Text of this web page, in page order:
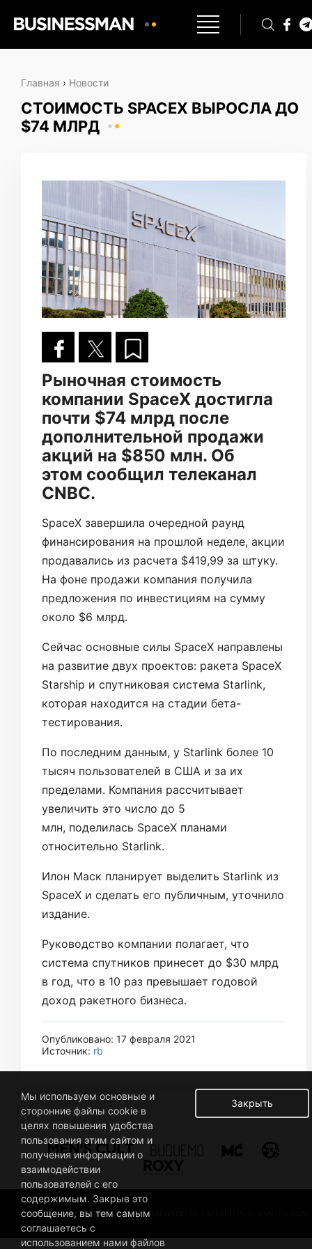
Главная › Новости
СТОИМОСТЬ SPACEX ВЫРОСЛА ДО
$74 МЛРД
Рыночная стоимость
компании SpaceX достигла
почти $74 млрд после
дополнительной продажи
акций на $850 млн. Об
этом сообщил телеканал
CNBC.
SpaceX завершила очередной раунд
финансирования на прошлой неделе, акции
продавались из расчета $419,99 за штуку.
На фоне продажи компания получила
предложения по инвестициям на сумму
около $6 млрд.
Сейчас основные силы SpaceX направлены
на развитие двух проектов: ракета SpaceX
Starship и спутниковая система Starlink,
которая находится на стадии бета-
тестирования.
По последним данным, у Starlink более 10
тысяч пользователей в США и за их
пределами. Компания рассчитывает
увеличить это число до 5
млн, поделилась SpaceX планами
относительно Starlink.
Илон Маск планирует выделить Starlink из
SpaceX и сделать его публичным, уточнило
издание.
Руководство компании полагает, что
система спутников принесет до $30 млрд
в год, что в 10 раз превышает годовой
доход ракетного бизнеса.
Опубликовано: 17 февраля 2021
Источник: rb
© 2019 BUSINESSMAN. ВСЕ ПРАВА ЗАЩИЩЕНЫ. РАЗРАБОТАНО В MC DESIGN.
Закрыть
Мы используем основные и
сторонние файлы cookie в
целях повышения удобства
пользования этим сайтом и
получения информации о
взаимодействии
пользователей с его
содержимым. Закрыв это
сообщение, вы тем самым
соглашаетесь с
использованием нами файлов